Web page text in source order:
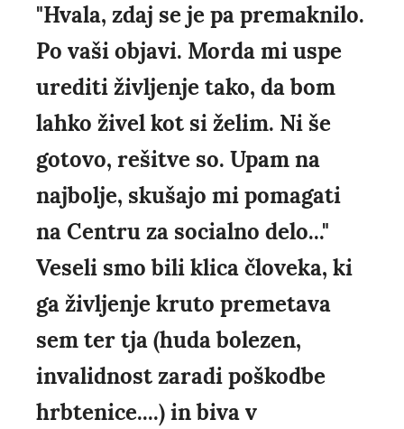
"Hvala, zdaj se je pa premaknilo.
Po vaši objavi. Morda mi uspe
urediti življenje tako, da bom
lahko živel kot si želim. Ni še
gotovo, rešitve so. Upam na
najbolje, skušajo mi pomagati
na Centru za socialno delo..."
Veseli smo bili klica človeka, ki
ga življenje kruto premetava
sem ter tja (huda bolezen,
invalidnost zaradi poškodbe
hrbtenice....) in biva v